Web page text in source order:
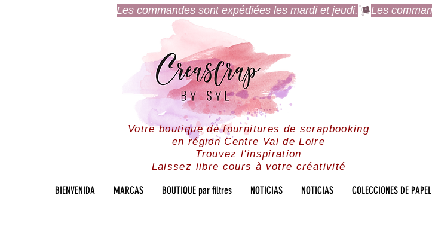
Les commandes sont expédiées les mardi et jeudi.
Votre boutique de fournitures de scrapbooking
en région Centre Val de Loire
Trouvez l'inspiration
Laissez libre cours à votre créativité
BIENVENIDA MARCAS BOUTIQUE par filtres NOTICIAS NOTICIAS COLECCIONES DE PAPEL